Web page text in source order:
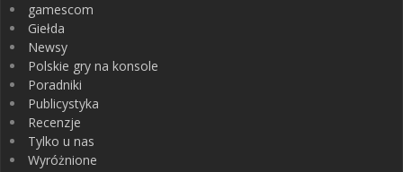
gamescom
Giełda
Newsy
Polskie gry na konsole
Poradniki
Publicystyka
Recenzje
Tylko u nas
Wyróżnione